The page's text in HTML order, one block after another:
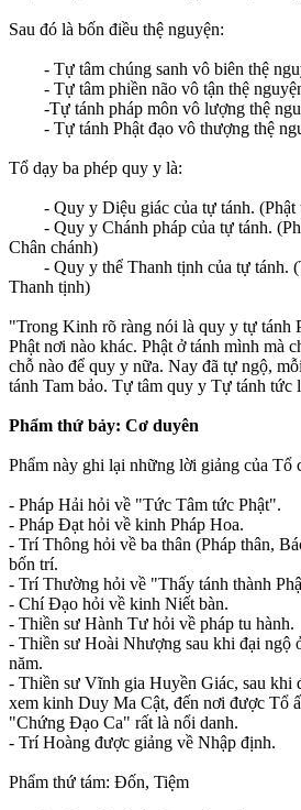
Sau đó là bốn điều thệ nguyện:
- Tự tâm chúng sanh vô biên thệ
- Tự tâm phiền não vô tận thệ
-Tự tánh pháp môn vô lượng thệ
- Tự tánh Phật đạo vô thượng thệ
Tổ dạy ba phép quy y là:
- Quy y Diệu giác của tự tánh. (Phật
- Quy y Chánh pháp của tự tánh.
Chân chánh)
- Quy y thể Thanh tịnh của tự tánh.
Thanh tịnh)
"Trong Kinh rõ ràng nói là quy y tự tánh
Phật nơi nào khác. Phật ở tánh mình mà
chỗ nào để quy y nữa. Nay đã tự ngộ,
tánh Tam bảo. Tự tâm quy y Tự tánh tức
Phẩm thứ bảy: Cơ duyên
Phẩm này ghi lại những lời giảng của Tổ
- Pháp Hải hỏi về "Tức Tâm tức Phật".
- Pháp Ðạt hỏi về kinh Pháp Hoa.
- Trí Thông hỏi về ba thân (Pháp thân,
bốn trí.
- Trí Thường hỏi về "Thấy tánh thành
- Chí Ðạo hỏi về kinh Niết bàn.
- Thiền sư Hành Tư hỏi về pháp tu hành.
- Thiền sư Hoài Nhượng sau khi đại ngộ
năm.
- Thiền sư Vĩnh gia Huyền Giác, sau khi
xem kinh Duy Ma Cật, đến nơi được Tổ
"Chứng Ðạo Ca" rất là nổi danh.
- Trí Hoàng được giảng về Nhập định.
Phẩm thứ tám: Ðốn, Tiệm